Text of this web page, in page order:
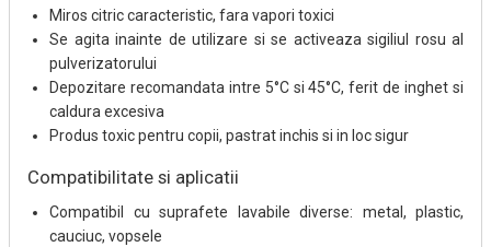
Miros citric caracteristic, fara vapori toxici
Se agita inainte de utilizare si se activeaza sigiliul rosu al
pulverizatorului
Depozitare recomandata intre 5°C si 45°C, ferit de inghet si
caldura excesiva
Produs toxic pentru copii, pastrat inchis si in loc sigur
Compatibilitate si aplicatii
Compatibil cu suprafete lavabile diverse: metal, plastic,
cauciuc, vopsele